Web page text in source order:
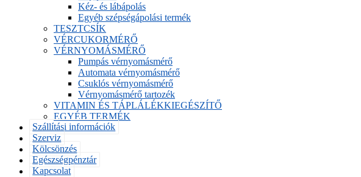
Kéz- és lábápolás
Egyéb szépségápolási termék
TESZTCSÍK
VÉRCUKORMÉRŐ
VÉRNYOMÁSMÉRŐ
Pumpás vérnyomásmérő
Automata vérnyomásmérő
Csuklós vérnyomásmérő
Vérnyomásmérő tartozék
VITAMIN ÉS TÁPLÁLÉKKIEGÉSZÍTŐ
EGYÉB TERMÉK
Szállítási információk
Szerviz
Kölcsönzés
Egészségpénztár
Kapcsolat